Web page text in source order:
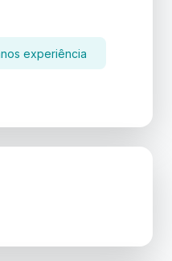
experiência